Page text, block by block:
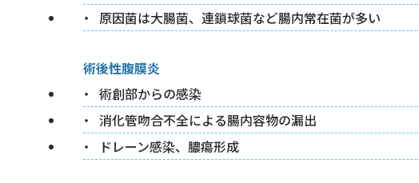
原因菌は大腸菌、連鎖球菌など腸内常在菌が多い
術後性腹膜炎
術創部からの感染
消化管吻合不全による腸内容物の漏出
ドレーン感染、膿瘍形成